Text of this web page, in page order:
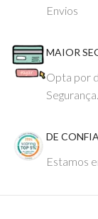
Envios
MAIOR
Opta por
Segurança.
DE
Estamos